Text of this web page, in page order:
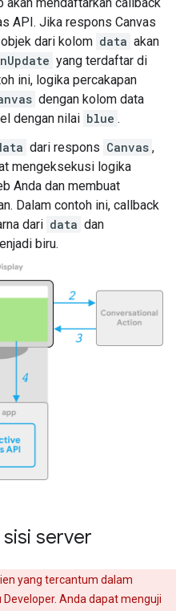
API. Jika respons Canvas
dari kolom data akan
yang terdaftar di
ini, logika percakapan
dengan kolom data
dengan nilai blue .
dari respons Canvas ,
mengeksekusi logika
Anda dan membuat
Dalam contoh ini, callback
dari data dan
biru.
server
yang tercantum dalam
Anda dapat menguji